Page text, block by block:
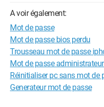
A voir également:
Mot de passe
Mot de passe bios perdu
Trousseau mot de passe
Mot de passe
Réinitialiser pc sans mot de
Generateur mot de passe